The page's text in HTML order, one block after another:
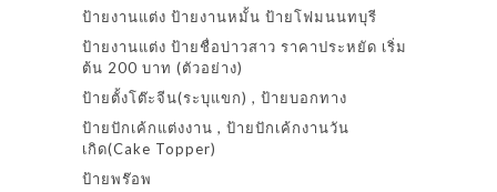
ป้ายงานแต่ง ป้ายงานหมั้น ป้ายโฟมนนทบุรี
ป้ายงานแต่ง ป้ายชื่อบ่าวสาว ราคาประหยัด เริ่ม
ต้น 200 บาท (ตัวอย่าง)
ป้ายตั้งโต๊ะจีน(ระบุแขก) , ป้ายบอกทาง
ป้ายปักเค้กแต่งงาน , ป้ายปักเค้กงานวัน
เกิด(Cake Topper)
ป้ายพร๊อพ